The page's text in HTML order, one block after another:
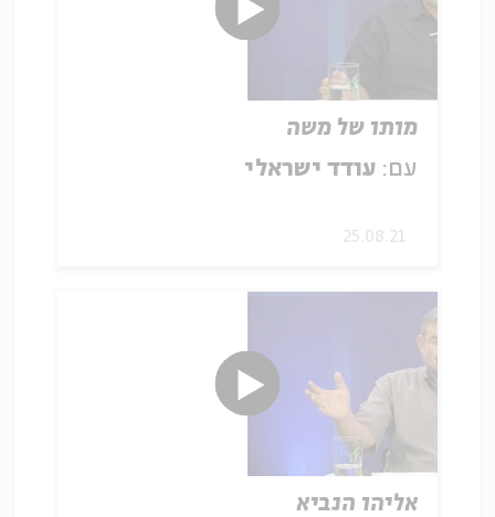
מותו של משה
עם: עודד ישראלי
25.08.21
אליהו הנביא